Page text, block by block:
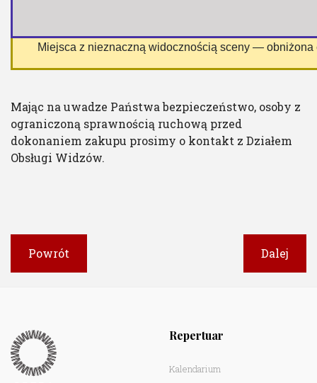
Miejsca z nieznaczną widocznością sceny — obniżona
Mając na uwadze Państwa bezpieczeństwo, osoby z
ograniczoną sprawnością ruchową przed
dokonaniem zakupu prosimy o kontakt z Działem
Obsługi Widzów.
Powrót Dalej
Repertuar
Kalendarium